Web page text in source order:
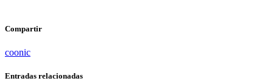
Compartir
coonic
Entradas relacionadas